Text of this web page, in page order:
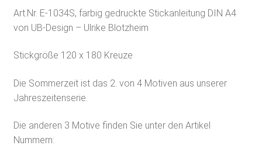
Art.Nr. E-1034S, farbig gedruckte Stickanleitung DIN A4
von UB-Design – Ulrike Blotzheim
Stickgröße 120 x 180 Kreuze
Die Sommerzeit ist das 2. von 4 Motiven aus unserer
Jahreszeitenserie.
Die anderen 3 Motive finden Sie unter den Artikel
Nummern: